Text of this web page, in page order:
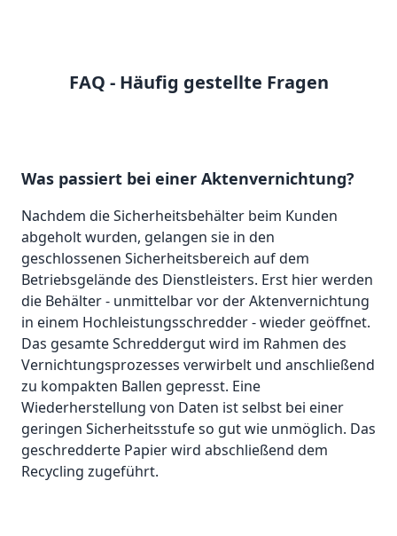
FAQ - Häufig gestellte Fragen
Was passiert bei einer Aktenvernichtung?
Nachdem die Sicherheitsbehälter beim Kunden
abgeholt wurden, gelangen sie in den
geschlossenen Sicherheitsbereich auf dem
Betriebsgelände des Dienstleisters. Erst hier werden
die Behälter - unmittelbar vor der Aktenvernichtung
in einem Hochleistungsschredder - wieder geöffnet.
Das gesamte Schreddergut wird im Rahmen des
Vernichtungsprozesses verwirbelt und anschließend
zu kompakten Ballen gepresst. Eine
Wiederherstellung von Daten ist selbst bei einer
geringen Sicherheitsstufe so gut wie unmöglich. Das
geschredderte Papier wird abschließend dem
Recycling zugeführt.